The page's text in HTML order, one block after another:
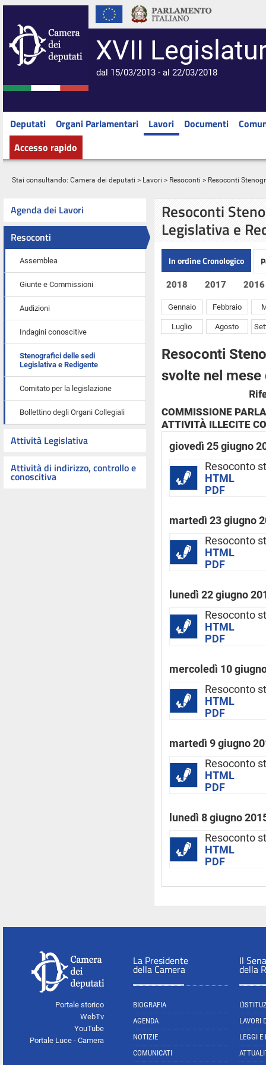
XVII
dal 15/03/2013 - al 22/03/2018
Deputati Organi Parlamentari Lavori Documenti
Accesso rapido
Stai consultando: Camera dei deputati > Lavori > Resoconti > Resoconti
Agenda dei Lavori
Resoconti
Assemblea
Giunte e Commissioni
Audizioni
Indagini conoscitive
Stenografici delle sedi
Legislativa e Redigente
Comitato per la legislazione
Bollettino degli Organi Collegiali
Attività Legislativa
Attività di indirizzo, controllo e
conoscitiva
Resoconti
Legislativa e
In ordine Cronologico
2018 2017 2016
Gennaio Febbraio
Luglio Agosto
Resoconti
svolte nel
COMMISSIONE
ATTIVITÀ ILLECITE
giovedì 25 giugno
Resoconto
HTML
PDF
martedì 23 giugno
Resoconto
HTML
PDF
lunedì 22 giugno
Resoconto
HTML
PDF
mercoledì 10
Resoconto
HTML
PDF
martedì 9 giugno
Resoconto
HTML
PDF
lunedì 8 giugno
Resoconto
HTML
PDF
Portale storico
WebTv
YouTube
Portale Luce - Camera
La Presidente
della Camera
BIOGRAFIA
AGENDA
NOTIZIE
COMUNICATI
Il
della
LAVORI
LEGGI E